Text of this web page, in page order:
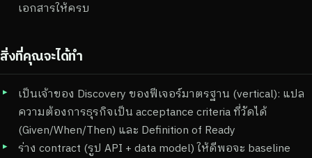
เอกสารให้ครบ
สิ่งที่คุณจะได้ทำ
เป็นเจ้าของ Discovery ของฟีเจอร์มาตรฐาน (vertical): แปล
ความต้องการธุรกิจเป็น acceptance criteria ที่วัดได้
(Given/When/Then) และ Definition of Ready
ร่าง contract (รูป API + data model) ให้ดีพอจะ baseline